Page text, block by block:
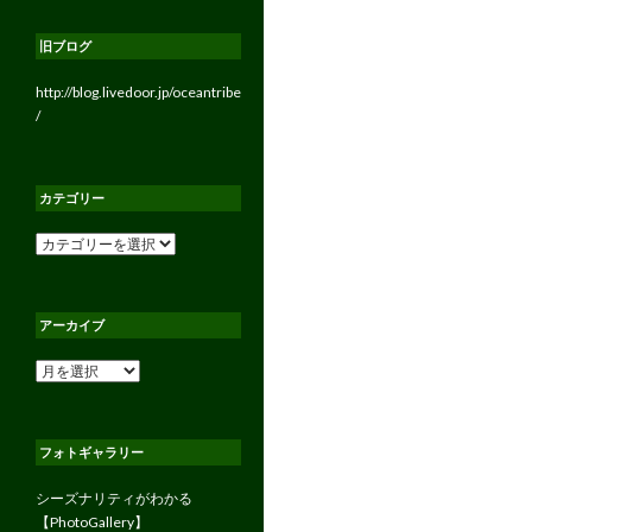
旧ブログ
http://blog.livedoor.jp/oceantribe
/
カテゴリー
カ
ー
アーカイブ
ア
ブ
フォトギャラリー
シーズナリティがわかる
【PhotoGallery】